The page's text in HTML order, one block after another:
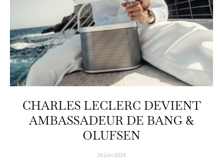
CHARLES LECLERC DEVIENT
AMBASSADEUR DE BANG &
OLUFSEN
26 juin 2024